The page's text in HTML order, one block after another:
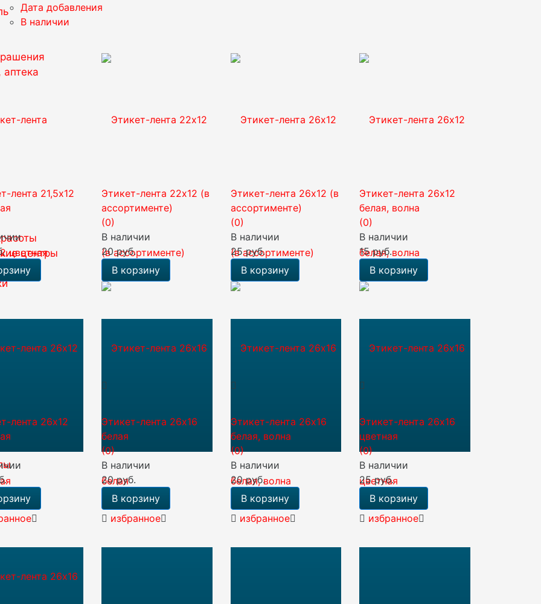
центры
Дата добавления
В наличии
лента 21,5х12
избранное
Этикет-лента 22х12 (в
ассортименте)
(0)
В наличии
20 руб.
В корзину
избранное
Этикет-лента 26х12 (в
ассортименте)
(0)
В наличии
25 руб.
В корзину
избранное
Этикет-лента 26х12
белая, волна
(0)
В наличии
15 руб.
В корзину
лента 26х12
Этикет-лента 26х16
белая
(0)
В наличии
20 руб.
В корзину
Этикет-лента 26х16
белая, волна
(0)
В наличии
20 руб.
В корзину
Этикет-лента 26х16
цветная
(0)
В наличии
25 руб.
В корзину